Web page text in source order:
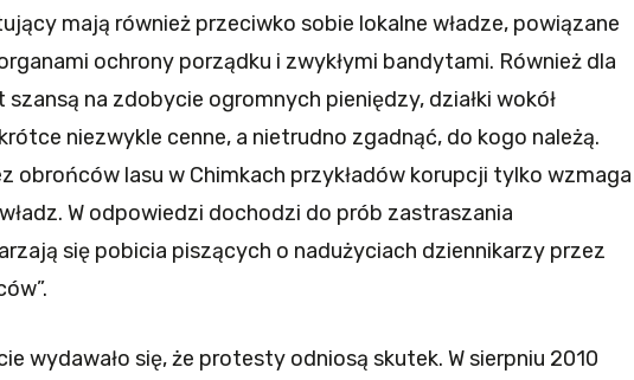
mają również przeciwko sobie lokalne władze, powiązane
ochrony porządku i zwykłymi bandytami. Również dla
na zdobycie ogromnych pieniędzy, działki wokół
niezwykle cenne, a nietrudno zgadnąć, do kogo należą.
obrońców lasu w Chimkach przykładów korupcji tylko wzmaga
W odpowiedzi dochodzi do prób zastraszania
się pobicia piszących o nadużyciach dziennikarzy przez
wydawało się, że protesty odniosą skutek. W sierpniu 2010